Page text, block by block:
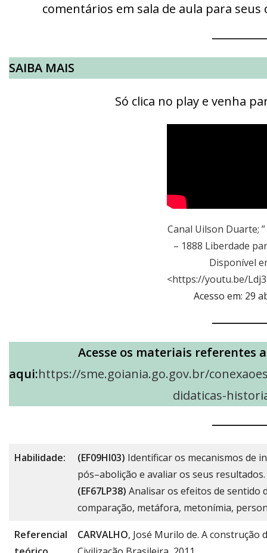
comentários em sala de aula para
SAIBA MAIS
Só clica no play e venha
Canal Uilson Duarte;
– 1888 Liberdade
Disponível
<https://youtu.be/
Acesso em: 29
Acesse os materiais referentes
aqui:https://sme.goiania.go.gov.br/
didaticas-
Habilidade: (EF09HI03) Identificar os mecanismos de
pós–abolição e avaliar os seus resultados.
(EF67LP38) Analisar os efeitos de sentido
comparação, metáfora, metonímia,
Referencial
CARVALHO, José Murilo de. A construção